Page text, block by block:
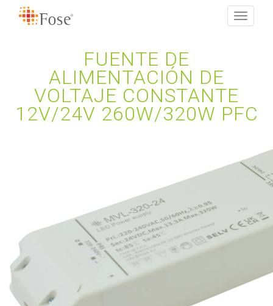
Toggle
FUENTE DE
ALIMENTACIÓN DE
VOLTAJE CONSTANTE
12V/24V 260W/320W PFC